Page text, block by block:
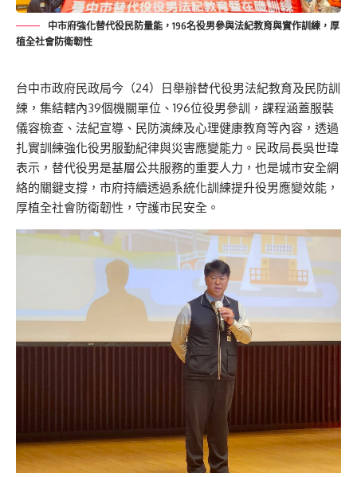
中市府強化替代役民防量能，196名役男參與法紀教育與實作訓練，厚
植全社會防衛韌性
台中市政府民政局今（24）日舉辦替代役男法紀教育及民防訓
練，集結轄內39個機關單位、196位役男參訓，課程涵蓋服裝
儀容檢查、法紀宣導、民防演練及心理健康教育等內容，透過
扎實訓練強化役男服勤紀律與災害應變能力。民政局長吳世瑋
表示，替代役男是基層公共服務的重要人力，也是城市安全網
絡的關鍵支撐，市府持續透過系統化訓練提升役男應變效能，
厚植全社會防衛韌性，守護市民安全。